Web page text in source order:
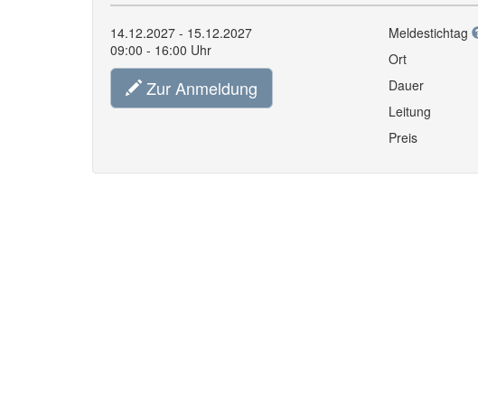
14.12.2027 - 15.12.2027
09:00 - 16:00 Uhr
Zur Anmeldung
Meldestichtag
Ort
Dauer
Leitung
Preis